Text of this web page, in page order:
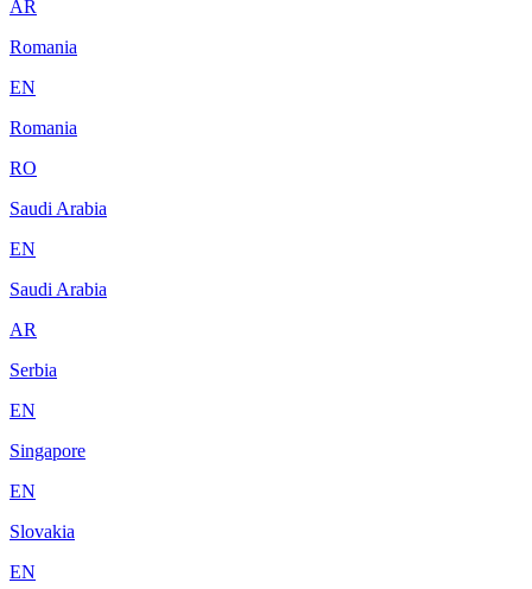
AR
Romania
EN
Romania
RO
Saudi Arabia
EN
Saudi Arabia
AR
Serbia
EN
Singapore
EN
Slovakia
EN